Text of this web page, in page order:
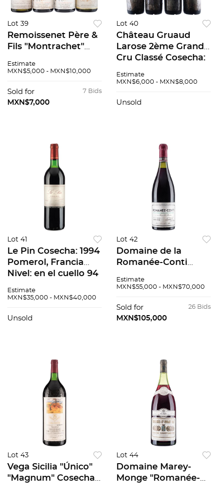
Lot 39
Remoissenet Père &
Fils "Montrachet"
"Puligny-
2pzs. Bernard Morey
et Fils " Chassagne-
Estimate
MXN$5,000 - MXN$10,000
7 Bids
Sold for
MXN$7,000
Lot 40
Château Gruaud
Larose 2ème Grand
Cru Classé Cosecha:
Francia Niveles: 1.6
3.8 6 pzs 91 / 100
Estimate
MXN$6,000 - MXN$8,000
Unsold
Lot 41
Le Pin Cosecha: 1994
Pomerol, Francia
Nivel: en el cuello 94
Estimate
MXN$35,000 - MXN$40,000
Unsold
Lot 42
Domaine de la
Romanée-Conti
Grand Cru Cosecha:
Francia Nivel: a 2 cm
100 / 100
Estimate
MXN$55,000 - MXN$70,000
26 Bids
Sold for
MXN$105,000
Lot 43
Vega Sicilia "Único"
"Magnum" Cosecha:
Lot 44
Domaine Marey-
Monge "Romanée-